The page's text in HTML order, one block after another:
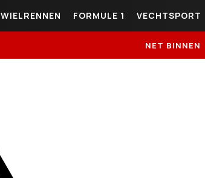
WIELRENNEN FORMULE 1 VECHTSPORT
NET BINNEN